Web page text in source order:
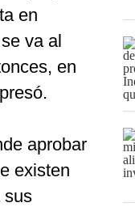
en
va al
en
aprobar
existen
sus